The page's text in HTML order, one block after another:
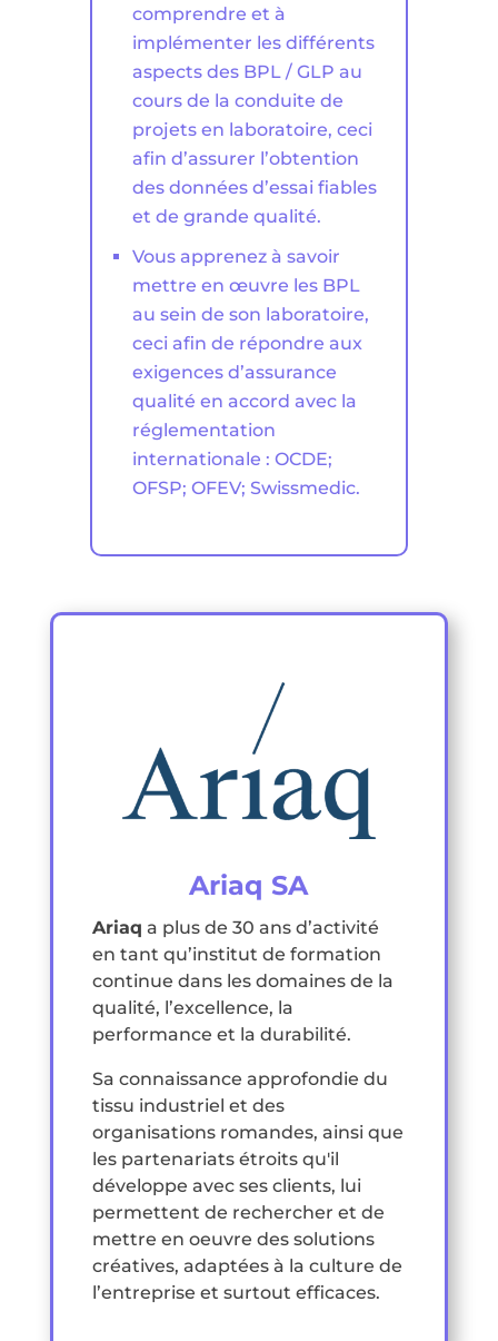
comprendre et à
implémenter les différents
aspects des BPL / GLP au
cours de la conduite de
projets en laboratoire, ceci
afin d’assurer l’obtention
des données d’essai fiables
et de grande qualité.
Vous apprenez à savoir
mettre en œuvre les BPL
au sein de son laboratoire,
ceci afin de répondre aux
exigences d’assurance
qualité en accord avec la
réglementation
internationale : OCDE;
OFSP; OFEV; Swissmedic.
Ariaq SA
Ariaq a plus de 30 ans d’activité
en tant qu’institut de formation
continue dans les domaines de la
qualité, l’excellence, la
performance et la durabilité.
Sa connaissance approfondie du
tissu industriel et des
organisations romandes, ainsi que
les partenariats étroits qu'il
développe avec ses clients, lui
permettent de rechercher et de
mettre en oeuvre des solutions
créatives, adaptées à la culture de
l’entreprise et surtout efficaces.